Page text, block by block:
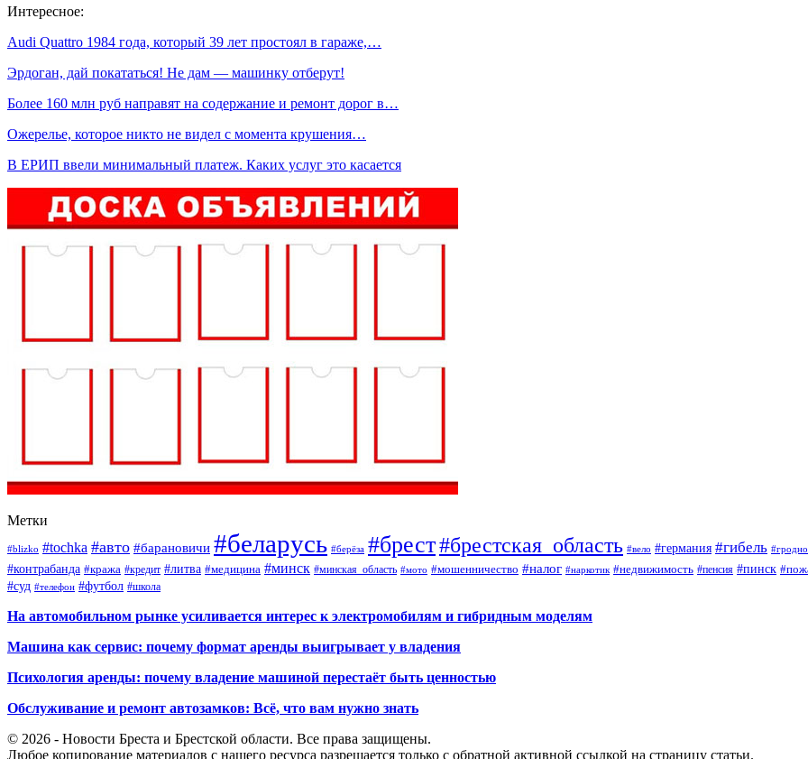
Интересное:
Audi Quattro 1984 года, который 39 лет простоял в гараже,…
Эрдоган, дай покататься! Не дам — машинку отберут!
Более 160 млн руб направят на содержание и ремонт дорог в…
Ожерелье, которое никто не видел с момента крушения…
В ЕРИП ввели минимальный платеж. Каких услуг это касается
Метки
#blizko #tochka #авто #барановичи #беларусь #берёза #брест#брестская_область #вело #германия #гибель #гродно
#контрабанда #кража #кредит #литва #медицина #минск #минская_область #мото #мошенничество #налог #наркотик #недвижимость #пенсия #пинск
#суд #телефон #футбол #школа
На автомобильном рынке усиливается интерес к электромобилям и гибридным моделям
Машина как сервис: почему формат аренды выигрывает у владения
Психология аренды: почему владение машиной перестаёт быть ценностью
Обслуживание и ремонт автозамков: Всё, что вам нужно знать
© 2026 - Новости Бреста и Брестской области. Все права защищены.
Любое копирование материалов с нашего ресурса разрешается только с обратной активной ссылкой на страницу статьи.